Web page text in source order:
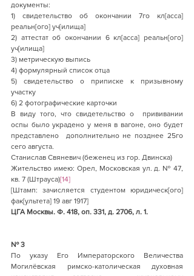
документы:
1) свидетельство об окончании 7го кл[асса]
реальн[ого] уч[илища]
2) аттестат об окончании 6 кл[асса] реальн[ого]
уч[илища]
3) метрическую выпись
4) формулярный список отца
5) свидетельство о приписке к призывному
участку
6) 2 фотографические карточки
В виду того, что свидетельство о  прививании
оспы было украдено у меня в вагоне, оно будет
представлено  дополнительно не позднее 25го
сего августа.
Станислав Свяневич (беженец из гор. Двинска)
Жительство имею: Орел, Московская ул. д. № 47,
кв. 7 (Штрауса)[14]
[Штамп: зачисляется студентом юридическ[ого]
фак[ультета] 19 авг 1917]
ЦГА Москвы. Ф. 418, оп. 331, д. 2706, л. 1.
№ 3
По указу Его Императорского Величества
Могилёвская римско-католическая духовная